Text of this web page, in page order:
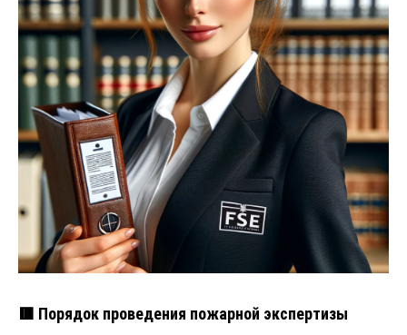
🟥 Порядок проведения пожарной экспертизы